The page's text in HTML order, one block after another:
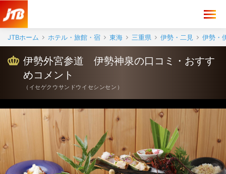
JTBホーム ホテル・旅館・宿 東海 三重県 伊勢・二見 伊勢・
伊勢外宮参道 伊勢神泉の口コミ・おすす
めコメント
（ イセゲクウサンドウイセシンセン ）